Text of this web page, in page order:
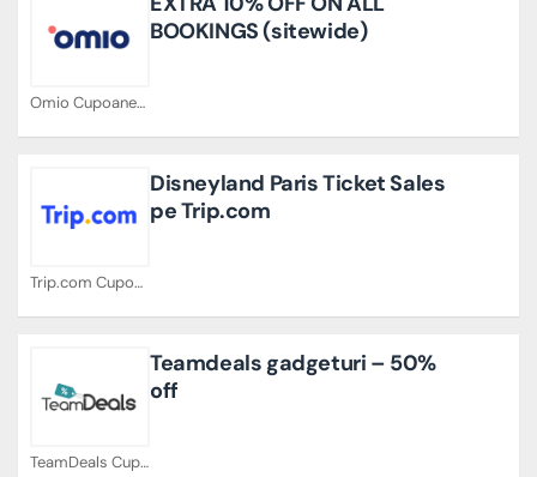
Omio Cupoane
BOOKINGS (sitewide)
Trip.com Cupoane
Disneyland Paris Ticket Sales
pe Trip.com
TeamDeals Cupoane
Teamdeals gadgeturi – 50%
off